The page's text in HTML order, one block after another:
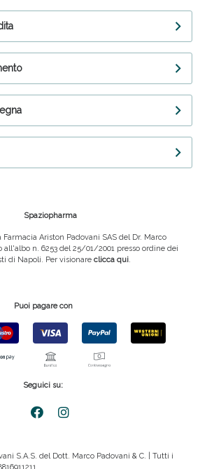
Spaziopharma
Ariston Padovani SAS del Dr. Marco
all'albo n. 6253 del 25/01/2001 presso ordine dei
di Napoli. Per visionare clicca qui.
Puoi pagare con
Seguici su:
S.A.S. del Dott. Marco Padovani & C. | Tutti i